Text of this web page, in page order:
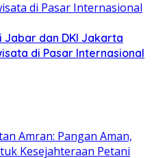
Jabar dan DKI Jakarta
di Pasar Internasional